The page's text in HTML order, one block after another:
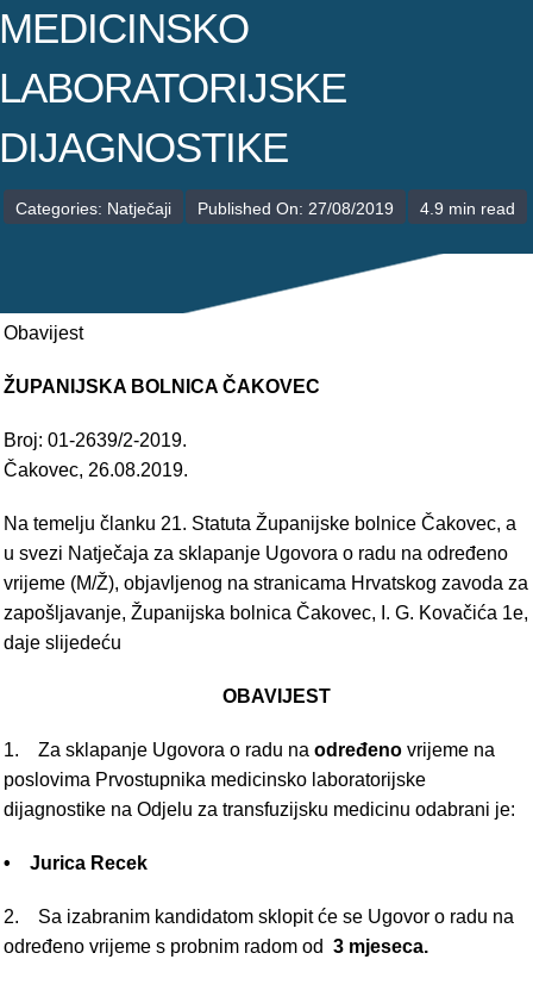
RAVNATELJSTVO
Categories: Natječaji Published On: 27/08/2019 4.9 min read
Obavijest
ŽUPANIJSKA BOLNICA ČAKOVEC
Broj: 01-2639/2-2019.
Čakovec, 26.08.2019.
Na temelju članku 21. Statuta Županijske bolnice Čakovec, a
u svezi Natječaja za sklapanje Ugovora o radu na određeno
vrijeme (M/Ž), objavljenog na stranicama Hrvatskog zavoda za
zapošljavanje, Županijska bolnica Čakovec, I. G. Kovačića 1e,
daje slijedeću
OBAVIJEST
1. Za sklapanje Ugovora o radu na određenovrijeme na
poslovima Prvostupnika medicinsko laboratorijske
dijagnostike na Odjelu za transfuzijsku medicinu odabrani je:
• Jurica Recek
2. Sa izabranim kandidatom sklopit će se Ugovor o radu na
određeno vrijeme s probnim radom od 3 mjeseca.